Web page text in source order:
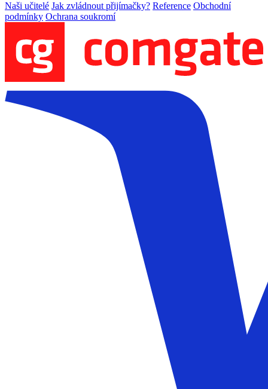
Naši učitelé Jak zvládnout přijímačky? Reference Obchodní
podmínky Ochrana soukromí